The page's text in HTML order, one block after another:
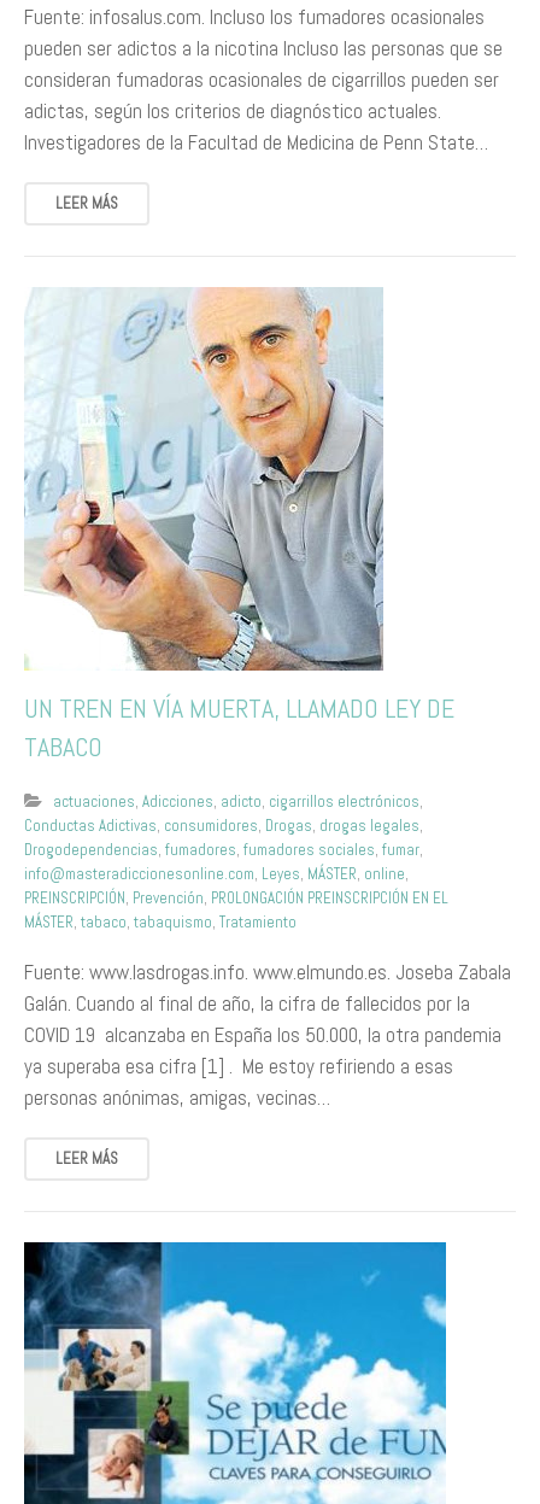
Fuente: infosalus.com. Incluso los fumadores ocasionales
pueden ser adictos a la nicotina Incluso las personas que se
consideran fumadoras ocasionales de cigarrillos pueden ser
adictas, según los criterios de diagnóstico actuales.
Investigadores de la Facultad de Medicina de Penn State…
LEER MÁS
UN TREN EN VÍA MUERTA, LLAMADO LEY DE
TABACO
actuaciones, Adicciones, adicto, cigarrillos electrónicos,
Conductas Adictivas, consumidores, Drogas, drogas legales,
Drogodependencias, fumadores, fumadores sociales, fumar,
info@masteradiccionesonline.com, Leyes, MÁSTER, online,
PREINSCRIPCIÓN, Prevención, PROLONGACIÓN PREINSCRIPCIÓN EN EL
MÁSTER, tabaco, tabaquismo, Tratamiento
Fuente: www.lasdrogas.info. www.elmundo.es. Joseba Zabala
Galán. Cuando al final de año, la cifra de fallecidos por la
COVID 19 alcanzaba en España los 50.000, la otra pandemia
ya superaba esa cifra [1] . Me estoy refiriendo a esas
personas anónimas, amigas, vecinas…
LEER MÁS